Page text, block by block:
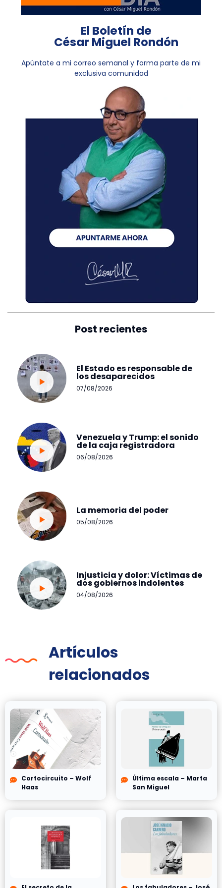
El Boletín de
César Miguel Rondón
Apúntate a mi correo semanal y forma parte de mi
exclusiva comunidad
Post recientes
El Estado es responsable de
los desaparecidos
07/08/2026
Venezuela y Trump: el sonido
de la caja registradora
06/08/2026
La memoria del poder
05/08/2026
Injusticia y dolor: Víctimas de
dos gobiernos indolentes
04/08/2026
Artículos
relacionados
Cortocircuito – Wolf
Haas
Última escala – Marta
San Miguel